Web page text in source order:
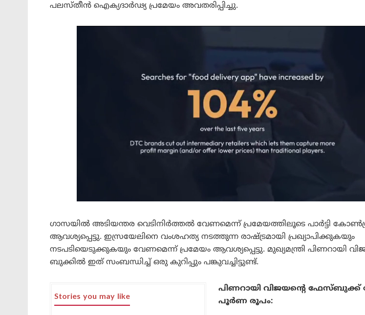
പലസ്തീൻ ഐക്യദാർഢ്യ പ്രമേയം അവതരിപ്പിച്ചു.
ഗാസയിൽ അടിയന്തര വെടിനിർത്തൽ വേണമെന്ന് പ്രമേയത്തിലൂടെ പാർട്ടി
ആവശ്യപ്പെട്ടു. ഇസ്രയേലിനെ വംശഹത്യ നടത്തുന്ന രാഷ്ട്രമായി പ്രഖ്യാപിക്കുകയും
നടപടിയെടുക്കുകയും വേണമെന്ന് പ്രമേയം ആവശ്യപ്പെട്ടു. മുഖ്യമന്ത്രി പിണറായി
ബുക്കിൽ ഇത് സംബന്ധിച്ച് ഒരു കുറിപ്പും പങ്കുവച്ചിട്ടുണ്ട്.
Stories you may like
പിണറായി വിജയന്റെ ഫേസ്ബുക്ക്
പൂർണ രൂപം: